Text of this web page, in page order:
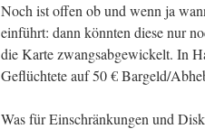
Noch ist offen ob und wenn ja
einführt: dann könnten diese nur
die Karte zwangsabgewickelt. In
Geflüchtete auf 50 € Bargeld/
Was für Einschränkungen und